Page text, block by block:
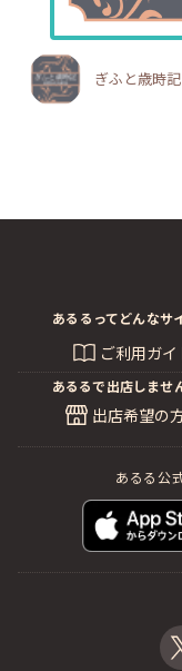
ぎふと歳時記
あるるってどんなサ
ご利用ガイ
あるるで出店しませ
出店希望の
あるる公